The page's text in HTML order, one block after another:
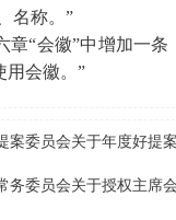
名称。”
“会徽”中增加一条
用会徽。”
案委员会关于年度好提
务委员会关于授权主席